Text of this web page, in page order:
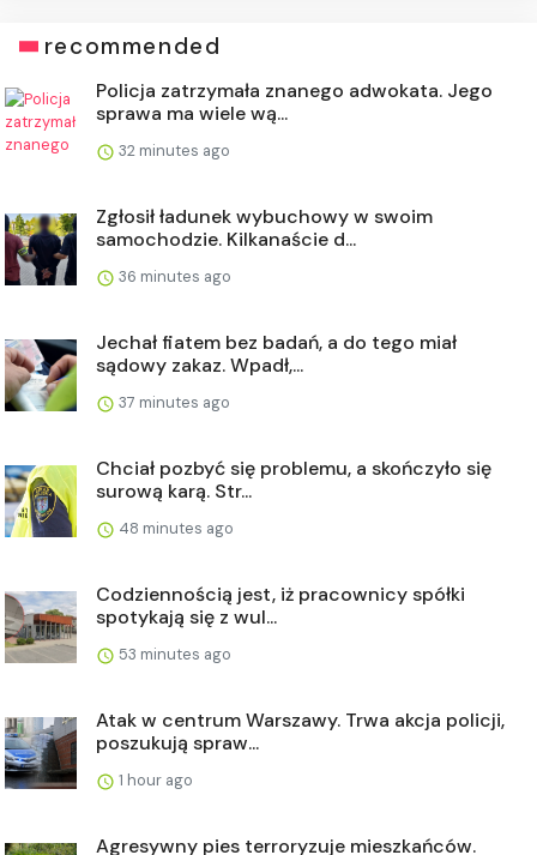
recommended
Policja zatrzymała znanego adwokata. Jego
sprawa ma wiele wą...
32 minutes ago
Zgłosił ładunek wybuchowy w swoim
samochodzie. Kilkanaście d...
36 minutes ago
Jechał fiatem bez badań, a do tego miał
sądowy zakaz. Wpadł,...
37 minutes ago
Chciał pozbyć się problemu, a skończyło się
surową karą. Str...
48 minutes ago
Codziennością jest, iż pracownicy spółki
spotykają się z wul...
53 minutes ago
Atak w centrum Warszawy. Trwa akcja policji,
poszukują spraw...
1 hour ago
Agresywny pies terroryzuje mieszkańców.